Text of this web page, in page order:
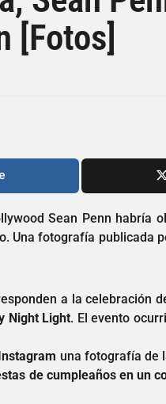
[Fotos]
Sean Penn habría
Una fotografía publicada
a la celebración
Night Light. El evento
una fotografía de
de cumpleaños en un